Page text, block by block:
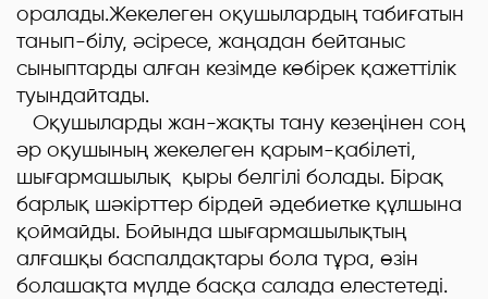
оралады.Жекелеген оқушылардың табиғатын
танып-білу, әсіресе, жаңадан бейтаныс
сыныптарды алған кезімде көбірек қажеттілік
туындайтады.
Оқушыларды жан-жақты тану кезеңінен соң
әр оқушының жекелеген қарым-қабілеті,
шығармашылық қыры белгілі болады. Бірақ
барлық шәкірттер бірдей әдебиетке құлшына
қоймайды. Бойында шығармашылықтың
алғашқы баспалдақтары бола тұра, өзін
болашақта мүлде басқа салада елестетеді.